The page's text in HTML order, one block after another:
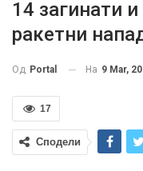
14 загинати
ракетни
Од Portal На 9 Mar,
17
Сподели